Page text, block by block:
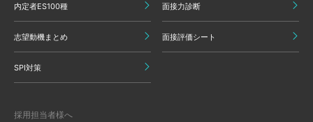
内定者ES100種 面接力診断
志望動機まとめ 面接評価シート
SPI対策
採用担当者様へ